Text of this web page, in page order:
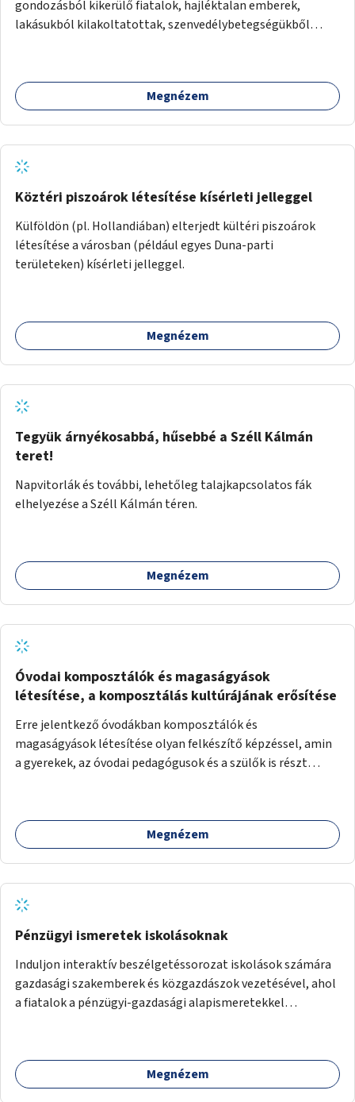
gondozásból kikerülő fiatalok, hajléktalan emberek,
lakásukból kilakoltatottak, szenvedélybetegségükből
civil/szakmai szervezeti háttérrel. A program a közvetlen
segítségen, biztonságnyújtáson kívül gazdálkodásba is
szemléletformálást is céljának tekinti.
Megnézem
Köztéri piszoárok létesítése kísérleti jelleggel
Külföldön (pl. Hollandiában) elterjedt kültéri piszoárok
létesítése a városban (például egyes Duna-parti
területeken) kísérleti jelleggel.
Megnézem
Tegyük árnyékosabbá, hűsebbé a Széll Kálmán
teret!
Napvitorlák és további, lehetőleg talajkapcsolatos fák
elhelyezése a Széll Kálmán téren.
Megnézem
Óvodai komposztálók és magaságyások
létesítése, a komposztálás kultúrájának erősítése
Erre jelentkező óvodákban komposztálók és
magaságyások létesítése olyan felkészítő képzéssel, amin
a gyerekek, az óvodai pedagógusok és a szülők is részt
Megnézem
Pénzügyi ismeretek iskolásoknak
Induljon interaktív beszélgetéssorozat iskolások számára
gazdasági szakemberek és közgazdászok vezetésével, ahol
a fiatalok a pénzügyi-gazdasági alapismeretekkel
számára, önkormányzati intézményben vagy külső
helyszínen iskolai együttműködéssel. A szervezést az
Megnézem